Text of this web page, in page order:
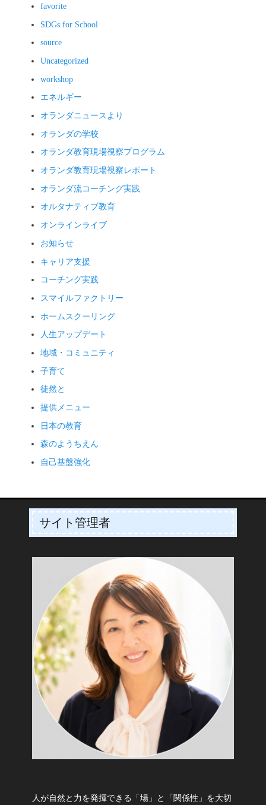
favorite
SDGs for School
source
Uncategorized
workshop
エネルギー
オランダニュースより
オランダの学校
オランダ教育現場視察プログラム
オランダ教育現場視察レポート
オランダ流コーチング実践
オルタナティブ教育
オンラインライブ
お知らせ
キャリア支援
コーチング実践
スマイルファクトリー
ホームスクーリング
人生アップデート
地域・コミュニティ
子育て
徒然と
提供メニュー
日本の教育
森のようちえん
自己基盤強化
サイト管理者
人が自然と力を発揮できる「場」と「関係性」を大切